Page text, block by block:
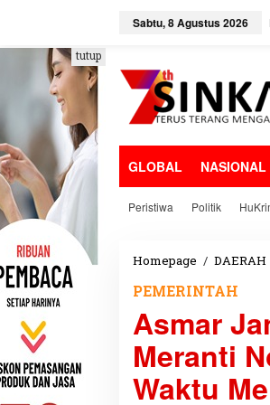
e
k
o
n
t
e
n
Sabtu, 8 Agustus 2026
GLOBAL NASIONAL
Peristiwa Politik
tutup
Homepage / DAERAH
PEMERINTAH
Asmar
Meranti
Waktu